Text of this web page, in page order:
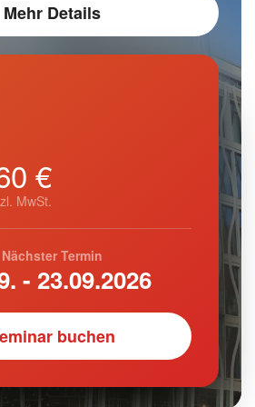
Mehr Details
€
MwSt.
Nächster Termin
- 23.09.2026
buchen